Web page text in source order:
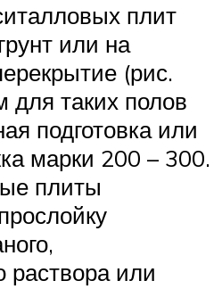
плит
или на
(рис.
таких полов
подготовка или
марки 200 – 300.
плиты
раствора или